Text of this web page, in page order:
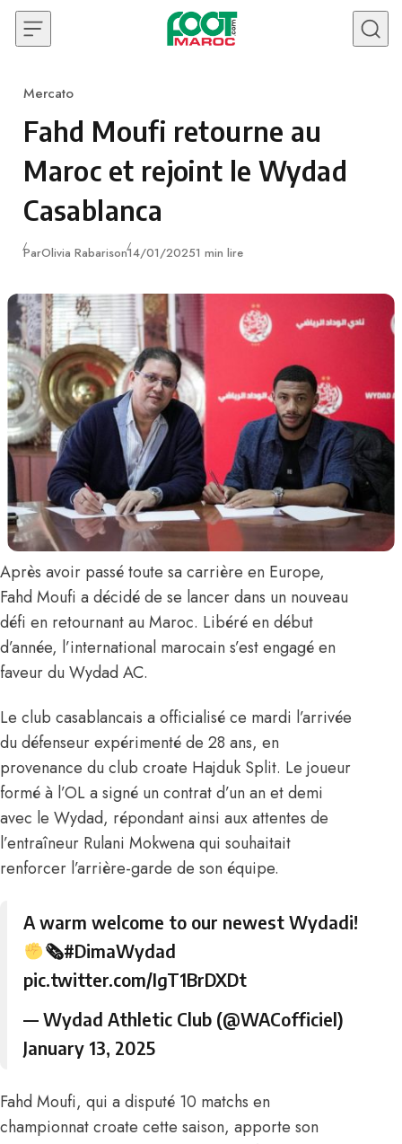
Skip to content
Category
Mercato
Fahd Moufi retourne au
Maroc et rejoint le Wydad
Casablanca
ParOlivia RabarisonPublié
14/01/20251 min lire
Après avoir passé toute sa carrière en Europe,
Fahd Moufi a décidé de se lancer dans un nouveau
défi en retournant au Maroc. Libéré en début
d’année, l’international marocain s’est engagé en
faveur du Wydad AC.
Le club casablancais a officialisé ce mardi l’arrivée
du défenseur expérimenté de 28 ans, en
provenance du club croate Hajduk Split. Le joueur
formé à l’OL a signé un contrat d’un an et demi
avec le Wydad, répondant ainsi aux attentes de
l’entraîneur Rulani Mokwena qui souhaitait
renforcer l’arrière-garde de son équipe.
A warm welcome to our newest Wydadi!
🗞#DimaWydad
pic.twitter.com/IgT1BrDXDt
— Wydad Athletic Club (@WACofficiel)
January 13, 2025
Fahd Moufi, qui a disputé 10 matchs en
championnat croate cette saison, apporte son